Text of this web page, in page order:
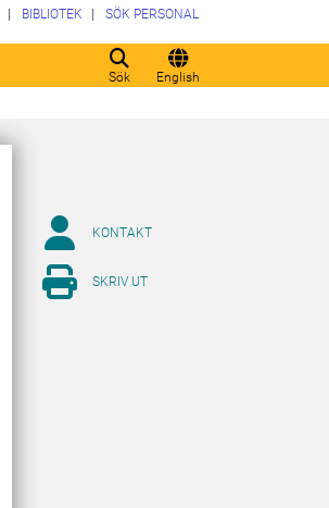
Sök English
BIBLIOTEK SÖK PERSONAL
KONTAKT
SKRIV UT